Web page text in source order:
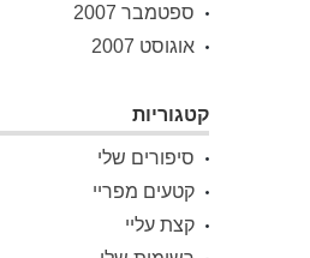
ספטמבר 2007
אוגוסט 2007
קטגוריות
סיפורים שלי
קטעים מפריי
קצת עליי